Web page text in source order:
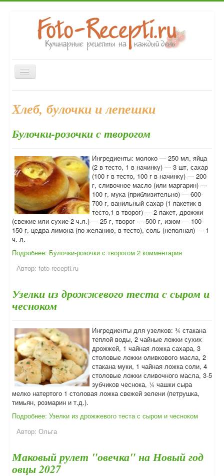
Включить/
выключить
Десерты
Выпечка Напитки
Консервирование
Хлеб, булочки и лепешки
Булочки-розочки с творогом
Ингредиенты: молоко — 250 мл, яйца
(2 в тесто, 1 в начинку) — 3 шт, сахар
(100 г в тесто, 100 г в начинку) — 200
г, сливочное масло (или маргарин) —
100 г, мука (приблизительно) — 600-
700 г, ванильный сахар (1 пакетик в
тесто,1 в творог) — 2 пакет, дрожжи
(свежие или сухие 2 ч.л.) — 25 г, творог — 500 г, изюм — 100-
150 г, цедра лимона (по желанию, в тесто), соль (неполная) — 1
ч. л.
Подробнее: Булочки-розочки с творогом 2 комментария
Автор: foto-recepti.ru
Узелки из дрожжевого теста с сыром и
чесноком
Ингредиенты для узелков: ¾ стакана
теплой воды, 2 чайные ложки сухих
дрожжей, 1 чайная ложка сахара, 3
столовые ложки оливкового масла, 2
стакана муки, 1 чайная ложка соли, 4
столовые ложки сливочного масла, 3-5
зубчиков чеснока, ¼ чашки сыра
мелко натертого 1 столовая ложка свежей зелени (петрушка,
тимьян, розмарин и т.д.).
Подробнее: Узелки из дрожжевого теста с сыром и чесноком
Автор: Ольга
Маковый рулет "овечка" на Новый год
овцы 2027